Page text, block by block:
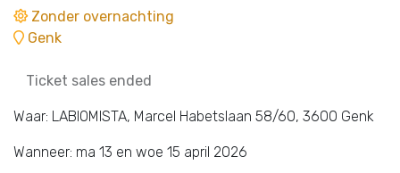
Zonder overnachting
Genk
Ticket sales ended
Waar: LABIOMISTA, Marcel Habetslaan 58/60, 3600 Genk
Wanneer: ma 13 en woe 15 april 2026